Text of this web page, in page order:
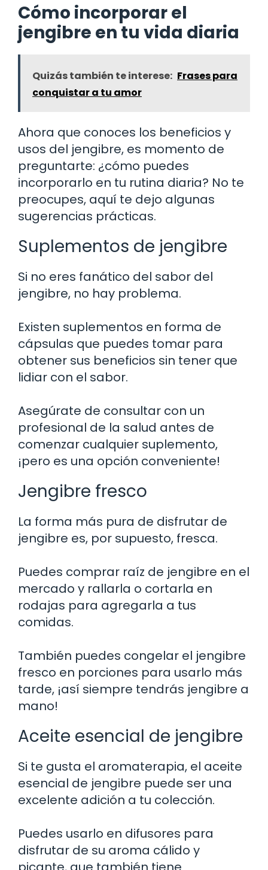
Cómo incorporar el
jengibre en tu vida diaria
Quizás también te interese: Frases para
conquistar a tu amor
Ahora que conoces los beneficios y
usos del jengibre, es momento de
preguntarte: ¿cómo puedes
incorporarlo en tu rutina diaria? No te
preocupes, aquí te dejo algunas
sugerencias prácticas.
Suplementos de jengibre
Si no eres fanático del sabor del
jengibre, no hay problema.
Existen suplementos en forma de
cápsulas que puedes tomar para
obtener sus beneficios sin tener que
lidiar con el sabor.
Asegúrate de consultar con un
profesional de la salud antes de
comenzar cualquier suplemento,
¡pero es una opción conveniente!
Jengibre fresco
La forma más pura de disfrutar de
jengibre es, por supuesto, fresca.
Puedes comprar raíz de jengibre en el
mercado y rallarla o cortarla en
rodajas para agregarla a tus
comidas.
También puedes congelar el jengibre
fresco en porciones para usarlo más
tarde, ¡así siempre tendrás jengibre a
mano!
Aceite esencial de jengibre
Si te gusta el aromaterapia, el aceite
esencial de jengibre puede ser una
excelente adición a tu colección.
Puedes usarlo en difusores para
disfrutar de su aroma cálido y